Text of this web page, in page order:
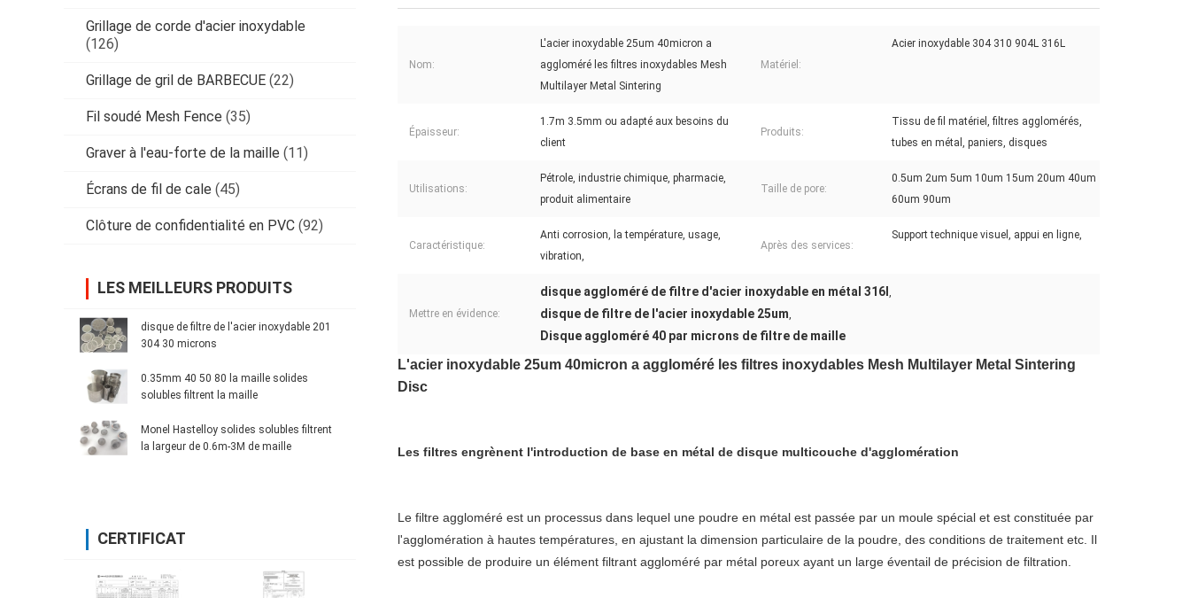
Grillage de corde d'acier inoxydable
(126)
Grillage de gril de BARBECUE (22)
Fil soudé Mesh Fence (35)
Graver à l'eau-forte de la maille (11)
Écrans de fil de cale (45)
Clôture de confidentialité en PVC (92)
LES MEILLEURS PRODUITS
disque de filtre de l'acier inoxydable 201
304 30 microns
0.35mm 40 50 80 la maille solides
solubles filtrent la maille
Monel Hastelloy solides solubles filtrent
la largeur de 0.6m-3M de maille
CERTIFICAT
Nom:
L'acier inoxydable 25um 40micron a
aggloméré les filtres inoxydables Mesh
Multilayer Metal Sintering
Matériel:
Acier inoxydable 304 310 904L 316L
Épaisseur:
1.7m 3.5mm ou adapté aux besoins du
client
Produits:
Tissu de fil matériel, filtres agglomérés,
tubes en métal, paniers, disques
Utilisations:
Pétrole, industrie chimique, pharmacie,
produit alimentaire
Taille de pore:
0.5um 2um 5um 10um 15um 20um 40um
60um 90um
Caractéristique:
Anti corrosion, la température, usage,
vibration,
Après des services:
Support technique visuel, appui en ligne,
Mettre en évidence:
disque aggloméré de filtre d'acier inoxydable en métal 316l ,
disque de filtre de l'acier inoxydable 25um,
Disque aggloméré 40 par microns de filtre de maille
L'acier inoxydable 25um 40micron a aggloméré les filtres inoxydables Mesh Multilayer Metal Sintering
Disc
Les filtres engrènent l'introduction de base en métal de disque multicouche d'agglomération
Le filtre aggloméré est un processus dans lequel une poudre en métal est passée par un moule spécial et est constituée par
l'agglomération à hautes températures, en ajustant la dimension particulaire de la poudre, des conditions de traitement etc. Il
est possible de produire un élément filtrant aggloméré par métal poreux ayant un large éventail de précision de filtration.